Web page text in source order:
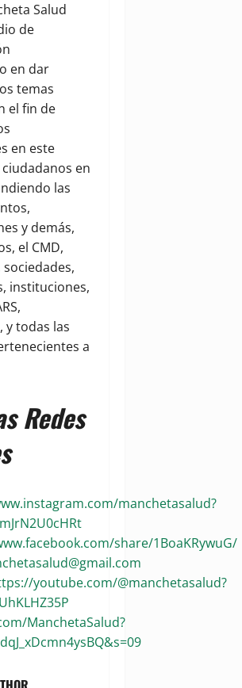
Salud
de
en dar
temas
el fin de
en este
en
las
y demás,
el CMD,
instituciones,
y todas las
a
Redes
manchetasalud?
share/1BoaKRywuG/
youtube.com/@manchetasalud?
ManchetaSalud?